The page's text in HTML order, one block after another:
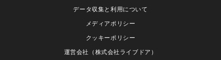
データ収集と利用について
メディアポリシー
クッキーポリシー
運営会社（株式会社ライブドア）